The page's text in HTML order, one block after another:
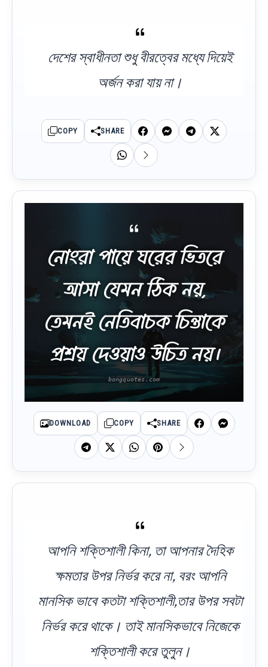
দেশের স্বাধীনতা শুধু বীরত্বের মধ্যে দিয়েই
অর্জন করা যায় না।
COPY SHARE
নোংরা পায়ে ঘরের ভিতরে
আসা যেমন ঠিক নয়,
তেমনই নেতিবাচক চিন্তাকে
প্রশ্রয় দেওয়াও উচিত নয়।
DOWNLOAD COPY SHARE
আপনি শক্তিশালী কিনা, তা আপনার দৈহিক
ক্ষমতার উপর নির্ভর করে না, বরং আপনি
মানসিক ভাবে কতটা শক্তিশালী,তার উপর সবটা
নির্ভর করে থাকে। তাই মানসিকভাবে নিজেকে
শক্তিশালী করে তুলুন।